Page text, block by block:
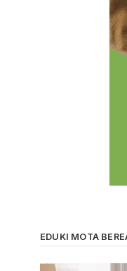
EDUKI MOTA